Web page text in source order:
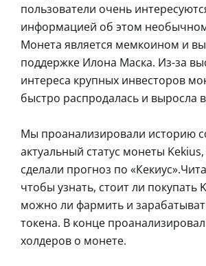
пользователи очень
информацией об этом
Монета является мемкоином и
поддержке Илона Маска. Из-за
интереса крупных инвесторов
быстро распродалась и выросла
Мы проанализировали историю
актуальный статус монеты
сделали прогноз по
чтобы узнать, стоит ли покупать
можно ли фармить и
токена. В конце
холдеров о монете.